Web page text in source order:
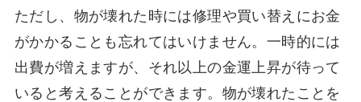
ただし、物が壊れた時には修理や買い替えにお金
がかかることも忘れてはいけません。一時的には
出費が増えますが、それ以上の金運上昇が待って
いると考えることができます。物が壊れたことを